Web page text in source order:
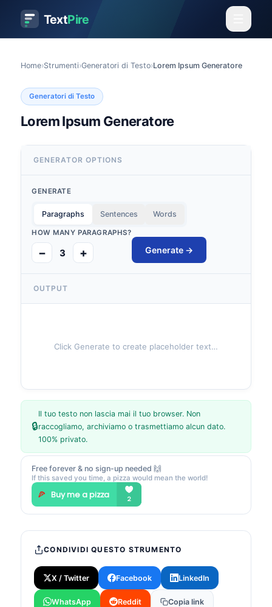
TextPire
Home›Strumenti›Generatori di Testo›Lorem Ipsum Generatore
Generatori di Testo
Lorem Ipsum Generatore
GENERATOR OPTIONS
GENERATE
Paragraphs Sentences Words
HOW MANYPARAGRAPHS?
− 3 + Generate →
OUTPUT
Click Generate to create placeholder text…
🔒
Il tuo testo non lascia mai il tuo browser. Non
raccogliamo, archiviamo o trasmettiamo alcun dato.
100% privato.
Free forever & no sign-up needed 🙌
If this saved you time, a pizza would mean the world!
CONDIVIDI QUESTO STRUMENTO
X / Twitter Facebook LinkedIn
WhatsApp Reddit Copia link